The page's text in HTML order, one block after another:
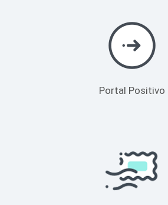
Portal Positivo